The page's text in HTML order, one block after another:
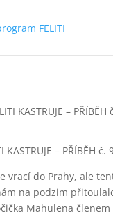
KASTRUJE – PŘÍBĚH č.
vrací do Prahy, ale
na podzim
Mahulena